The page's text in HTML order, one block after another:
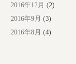
2016年12月 (2)
2016年9月 (3)
2016年8月 (4)